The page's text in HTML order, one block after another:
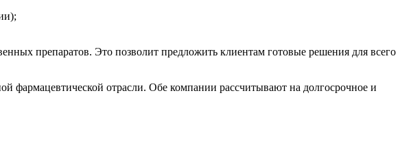
препаратов. Это позволит предложить клиентам готовые решения для всего
фармацевтической отрасли. Обе компании рассчитывают на долгосрочное и